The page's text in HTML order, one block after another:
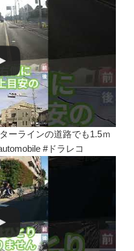
ーラインの道路でも1.5ｍ
#ドラレコ